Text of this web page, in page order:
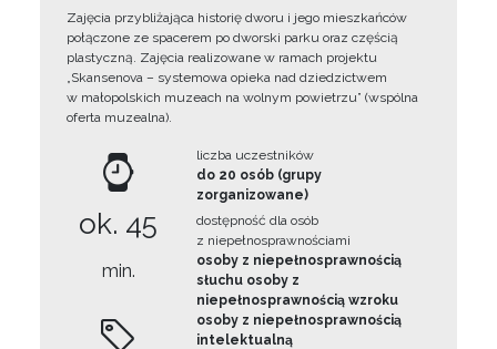
Zajęcia przybliżająca historię dworu i jego mieszkańców
połączone ze spacerem po dworski parku oraz częścią
plastyczną. Zajęcia realizowane w ramach projektu
„Skansenova – systemowa opieka nad dziedzictwem
w małopolskich muzeach na wolnym powietrzu” (wspólna
oferta muzealna).
ok. 45
min.
liczba uczestników
do 20 osób (grupy
zorganizowane)
dostępność dla osób
z niepełnosprawnościami
osoby z niepełnosprawnością
słuchu osoby z
niepełnosprawnością wzroku
osoby z niepełnosprawnością
intelektualną